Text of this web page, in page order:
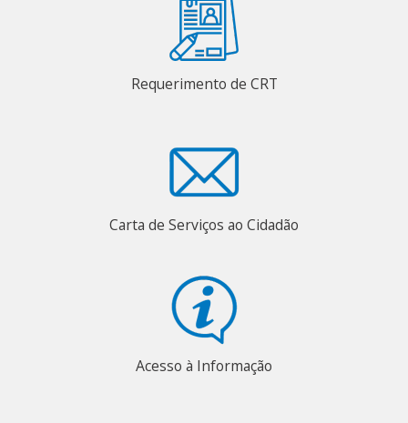
Requerimento de CRT
Carta de Serviços ao Cidadão
Acesso à Informação